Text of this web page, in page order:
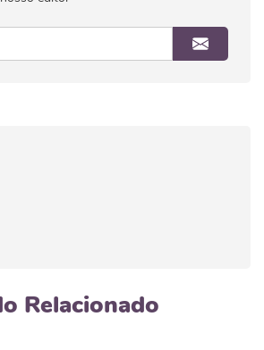
Relacionado